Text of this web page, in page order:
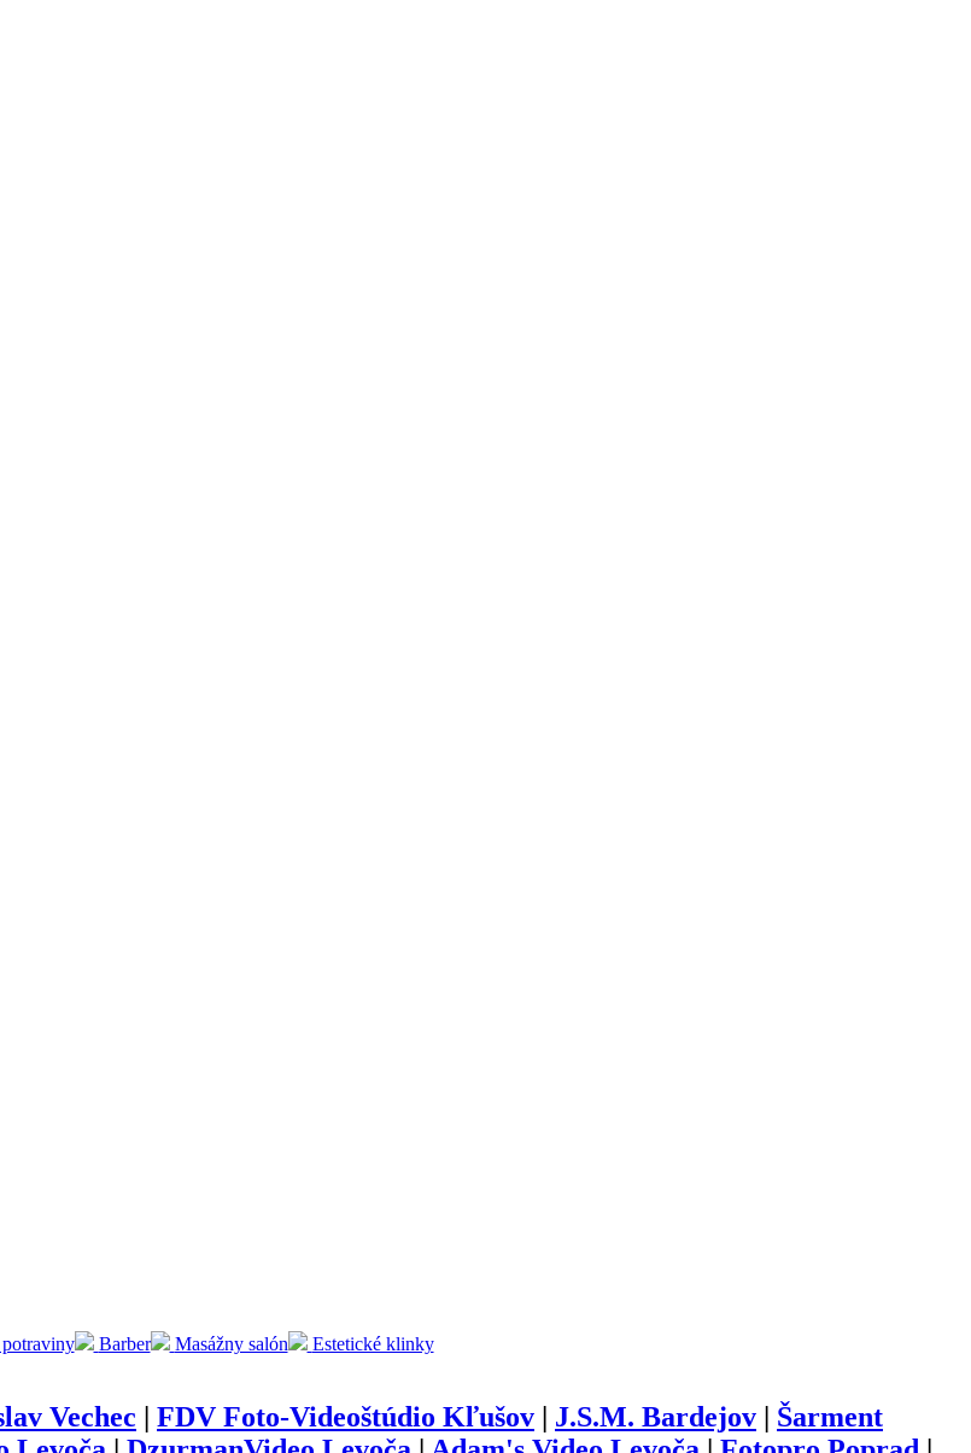
Barber Masážny salón
Estetické klinky
Vechec FDV Foto-Videoštúdio Kľušov J.S.M. Bardejov
Šarment